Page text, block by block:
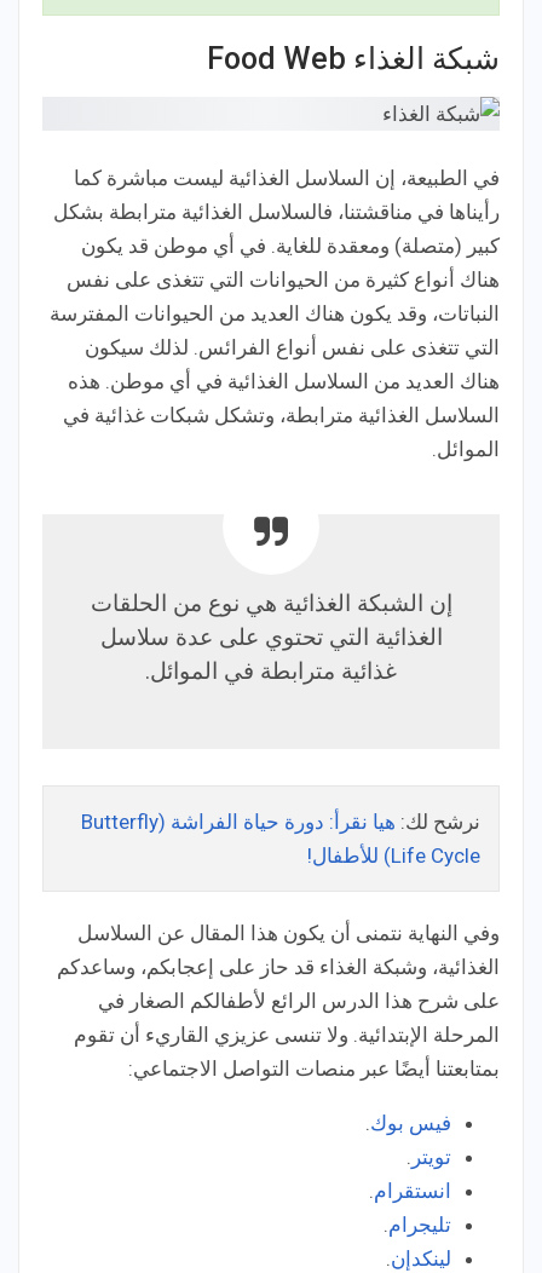
شبكة الغذاء Food Web
في الطبيعة، إن السلاسل الغذائية ليست مباشرة كما
رأيناها في مناقشتنا، فالسلاسل الغذائية مترابطة بشكل
كبير (متصلة) ومعقدة للغاية. في أي موطن قد يكون
هناك أنواع كثيرة من الحيوانات التي تتغذى على نفس
النباتات، وقد يكون هناك العديد من الحيوانات المفترسة
التي تتغذى على نفس أنواع الفرائس. لذلك سيكون
هناك العديد من السلاسل الغذائية في أي موطن. هذه
السلاسل الغذائية مترابطة، وتشكل شبكات غذائية في
الموائل.
إن الشبكة الغذائية هي نوع من الحلقات
الغذائية التي تحتوي على عدة سلاسل
غذائية مترابطة في الموائل.
نرشح لك:
هيا نقرأ: دورة حياة الفراشة (Butterfly
Life Cycle) للأطفال!
وفي النهاية نتمنى أن يكون هذا المقال عن السلاسل
الغذائية، وشبكة الغذاء قد حاز على إعجابكم، وساعدكم
على شرح هذا الدرس الرائع لأطفالكم الصغار في
المرحلة الإبتدائية. ولا تنسى عزيزي القاريء أن تقوم
بمتابعتنا أيضًا عبر منصات التواصل الاجتماعي:
فيس بوك.
تويتر .
انستقرام.
تليجرام.
لينكدإن.